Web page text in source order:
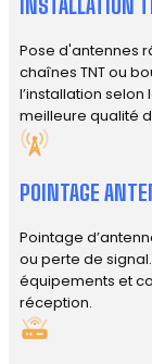
INSTALLATION
Pose d'antennes
chaînes TNT ou
l’installation
meilleure qualité
POINTAGE
Pointage
ou perte de
équipements et
réception.